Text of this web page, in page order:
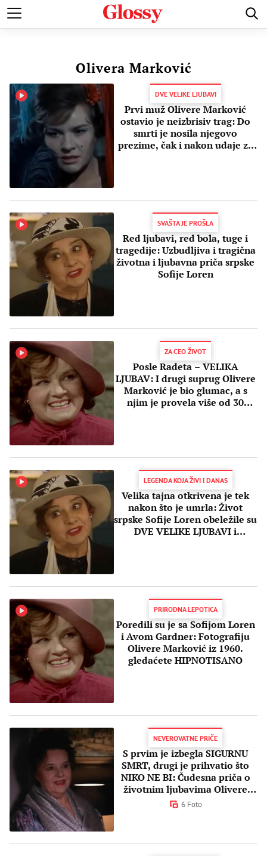
POZNATI MODA I LEPOTA ZDRAVI I SREĆNI LJUBAV
Olivera Marković
DVE VELIKE LJUBAVI
Prvi muž Olivere Marković
ostavio je neizbrisiv trag: Do
smrti je nosila njegovo
prezime, čak i nakon udaje za
SVAŠTA JE PROŠLA
Red ljubavi, red bola, tuge i
tragedije: Uzbudljiva i tragična
životna i ljubavna priča srpske
Sofije Loren
ZA CEO ŽIVOT
Posle Radeta – VELIKA
LJUBAV: I drugi suprug Olivere
Marković je bio glumac, a s
njim je provela više od 30
LEGENDA KOJA ŽIVI I DANAS
Velika tajna otkrivena je tek
nakon što je umrla: Život
srpske Sofije Loren obeležile su
DVE VELIKE LJUBAVI i
PRIRODNA LEPOTICA
Poredili su je sa Sofijom Loren
i Avom Gardner: Fotografiju
Olivere Marković iz 1960.
gledaćete HIPNOTISANO
NEVEROVATNE PRIČE
S prvim je izbegla SIGURNU
SMRT, drugi je prihvatio što
NIKO NE BI: Čudesna priča o
životnim ljubavima Olivere
Marković
6 Foto